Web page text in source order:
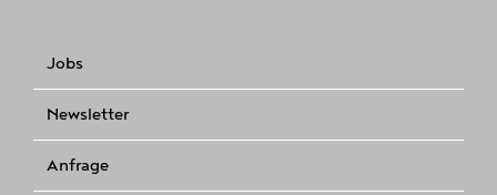
Jobs
Newsletter
Anfrage